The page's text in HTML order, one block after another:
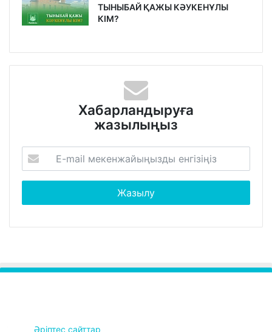
ТЫНЫБАЙ ҚАЖЫ КӘУКЕНҰЛЫ
КІМ?
Хабарландыруға
жазылыңыз
Әріптес сайттар